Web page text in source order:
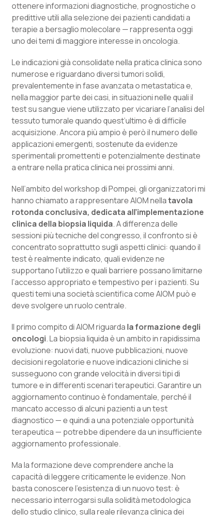
Calabria
Campania
Emilia-Romagna
Friuli Venezia Giulia
Lazio
Liguria
Lombardia
Marche
Molise
Piemonte
Provincia Autonoma di Bolzano
Provincia Autonoma di Trento
Puglia
Sardegna
Sicilia
Toscana
Umbria
Valle D’Aosta
Veneto
Asma & BPCO
Car-T
Colesterolo & coronaropatie
Dermatite Atopica
Diabete & glucometri
Disturbi dell’umore
Dolore
Donna & Salute
Epatiti
HIV
Infezioni & Febbre
Ipertensione & Scompenso
Malattie rare
Malattia di Crohn & Rettocolite Ulcerosa
Neuroscienze & patologie neurodegenerative
Obesità
Oftalmologia
Oncodermatologia
Oncoematologia
Oncologia & Nutrizione
ottenere informazioni diagnostiche, prognostiche o
predittive utili alla selezione dei pazienti candidati a
terapie a bersaglio molecolare — rappresenta oggi
uno dei temi di maggiore interesse in oncologia.
Le indicazioni già consolidate nella pratica clinica sono
numerose e riguardano diversi tumori solidi,
prevalentemente in fase avanzata o metastatica e,
nella maggior parte dei casi, in situazioni nelle quali il
test su sangue viene utilizzato per vicariare l’analisi del
tessuto tumorale quando quest’ultimo è di difficile
acquisizione. Ancora più ampio è però il numero delle
applicazioni emergenti, sostenute da evidenze
sperimentali promettenti e potenzialmente destinate
a entrare nella pratica clinica nei prossimi anni.
Nell’ambito del workshop di Pompei, gli organizzatori mi
hanno chiamato a rappresentare AIOM nellatavola
rotonda conclusiva, dedicata all’implementazione
clinica della biopsia liquida. A differenza delle
sessioni più tecniche del congresso, il confronto si è
concentrato soprattutto sugli aspetti clinici: quando il
test è realmente indicato, quali evidenze ne
supportano l’utilizzo e quali barriere possano limitarne
l’accesso appropriato e tempestivo per i pazienti. Su
questi temi una società scientifica come AIOM può e
deve svolgere un ruolo centrale.
Il primo compito di AIOM riguarda la formazione degli
oncologi. La biopsia liquida è un ambito in rapidissima
evoluzione: nuovi dati, nuove pubblicazioni, nuove
decisioni regolatorie e nuove indicazioni cliniche si
susseguono con grande velocità in diversi tipi di
tumore e in differenti scenari terapeutici. Garantire un
aggiornamento continuo è fondamentale, perché il
mancato accesso di alcuni pazienti a un test
diagnostico — e quindi a una potenziale opportunità
terapeutica — potrebbe dipendere da un insufficiente
aggiornamento professionale.
Ma la formazione deve comprendere anche la
capacità di leggere criticamente le evidenze. Non
basta conoscere l’esistenza di un nuovo test: è
necessario interrogarsi sulla solidità metodologica
dello studio clinico, sulla reale rilevanza clinica dei